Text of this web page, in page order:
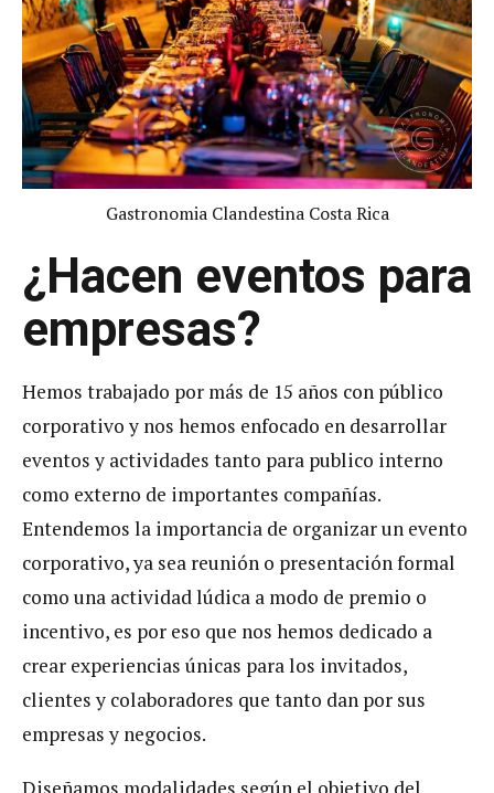
Gastronomia Clandestina Costa Rica
¿Hacen eventos para
empresas?
Hemos trabajado por más de 15 años con público
corporativo y nos hemos enfocado en desarrollar
eventos y actividades tanto para publico interno
como externo de importantes compañías.
Entendemos la importancia de organizar un evento
corporativo, ya sea reunión o presentación formal
como una actividad lúdica a modo de premio o
incentivo, es por eso que nos hemos dedicado a
crear experiencias únicas para los invitados,
clientes y colaboradores que tanto dan por sus
empresas y negocios.
Diseñamos modalidades según el objetivo del